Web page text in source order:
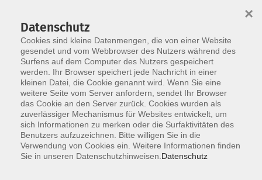
Skip to main content
Der Kurs konnte nicht gefunden werden.
Datenschutz
Cookies sind kleine Datenmengen, die von einer Website
gesendet und vom Webbrowser des Nutzers während des
Surfens auf dem Computer des Nutzers gespeichert
werden. Ihr Browser speichert jede Nachricht in einer
kleinen Datei, die Cookie genannt wird. Wenn Sie eine
weitere Seite vom Server anfordern, sendet Ihr Browser
das Cookie an den Server zurück. Cookies wurden als
zuverlässiger Mechanismus für Websites entwickelt, um
sich Informationen zu merken oder die Surfaktivitäten des
Benutzers aufzuzeichnen. Bitte willigen Sie in die
Verwendung von Cookies ein. Weitere Informationen finden
Sie in unseren Datenschutzhinweisen. Datenschutz
×